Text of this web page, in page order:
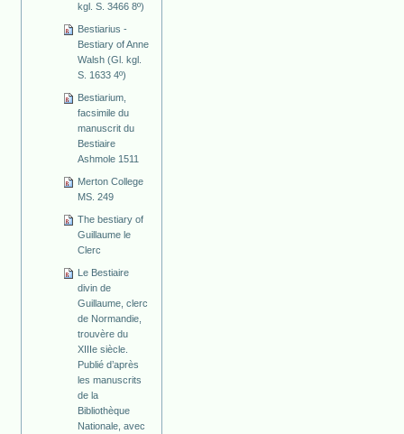
kgl. S. 3466 8º)
Bestiarius -
Bestiary of Anne
Walsh (Gl. kgl.
S. 1633 4º)
Bestiarium,
facsimile du
manuscrit du
Bestiaire
Ashmole 1511
Merton College
MS. 249
The bestiary of
Guillaume le
Clerc
Le Bestiaire
divin de
Guillaume, clerc
de Normandie,
trouvère du
XIIIe siècle.
Publié d’après
les manuscrits
de la
Bibliothèque
Nationale, avec